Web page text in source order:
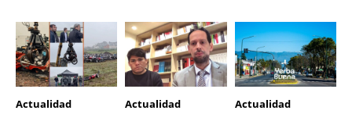
Actualidad Actualidad Actualidad